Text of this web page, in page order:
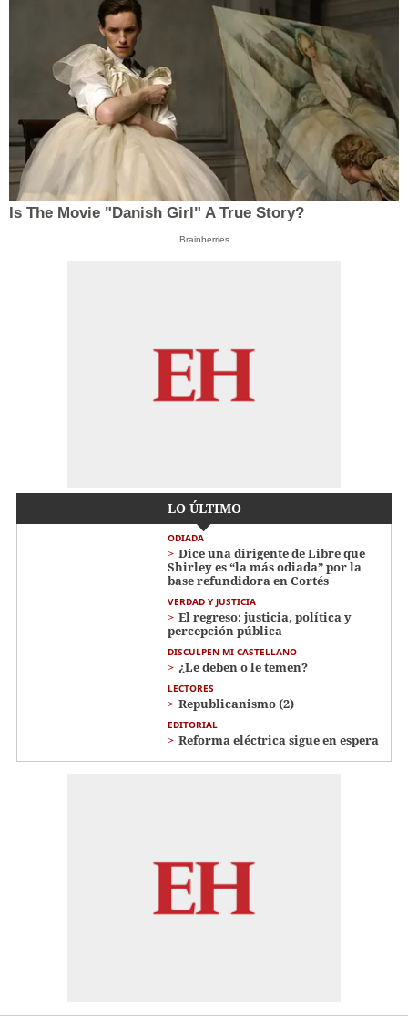
Is The Movie "Danish Girl" A True Story?
Brainberries
LO ÚLTIMO
ODIADA
Dice una dirigente de Libre que
Shirley es “la más odiada” por la
base refundidora en Cortés
VERDAD Y JUSTICIA
El regreso: justicia, política y
percepción pública
DISCULPEN MI CASTELLANO
¿Le deben o le temen?
LECTORES
Republicanismo (2)
EDITORIAL
Reforma eléctrica sigue en espera